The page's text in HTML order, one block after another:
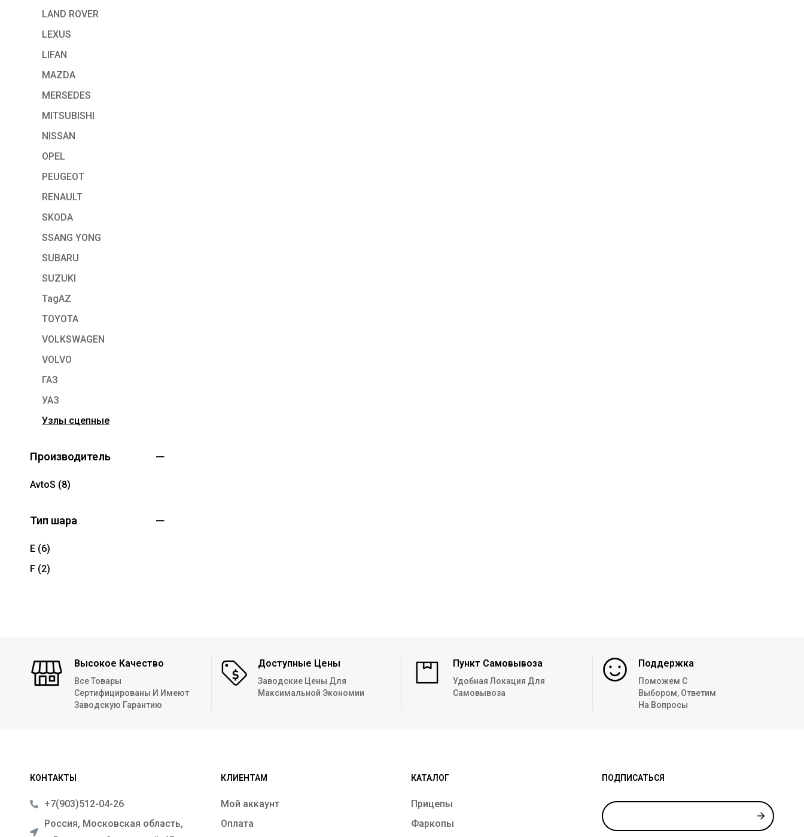
LAND ROVER
LEXUS
LIFAN
MAZDA
MERSEDES
MITSUBISHI
NISSAN
OPEL
PEUGEOT
RENAULT
SKODA
SSANG YONG
SUBARU
SUZUKI
TagAZ
TOYOTA
VOLKSWAGEN
VOLVO
ГАЗ
УАЗ
Узлы сцепные
Производитель
AvtoS (8)
Тип шара
E (6)
F (2)
Высокое Качество
Все Товары
Сертифицированы И Имеют
Заводскую Гарантию
Доступные Цены
Заводские Цены Для
Максимальной Экономии
Пункт Самовывоза
Удобная Локация Для
Самовывоза
Поддержка
Поможем С
Выбором, Ответим
На Вопросы
КОНТАКТЫ
+7(903)512-04-26
Россия, Московская область,
КЛИЕНТАМ
Мой аккаунт
Оплата
КАТАЛОГ
Прицепы
Фаркопы
ПОДПИСАТЬСЯ